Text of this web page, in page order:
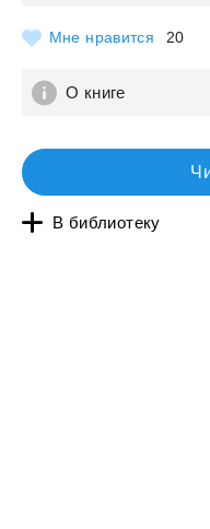
Мне нравится 20
О книге
В библиотеку